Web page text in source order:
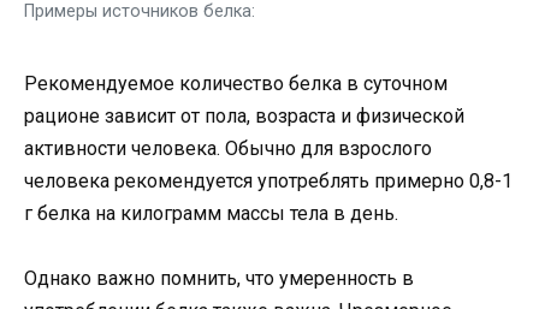
Примеры источников белка:
Рекомендуемое количество белка в суточном
рационе зависит от пола, возраста и физической
активности человека. Обычно для взрослого
человека рекомендуется употреблять примерно 0,8-1
г белка на килограмм массы тела в день.
Однако важно помнить, что умеренность в